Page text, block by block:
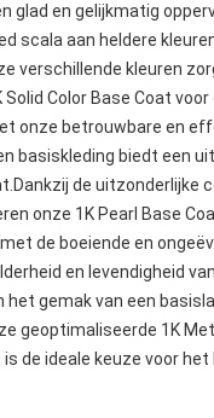
glad en gelijkmatig
scala aan heldere
verschillende kleuren
Solid Color Base Coat
onze betrouwbare en
basiskleding biedt een
de uitzonderlijke
onze 1K Pearl Base
de boeiende en
en levendigheid
het gemak van een
geoptimaliseerde 1K
is de ideale keuze voor